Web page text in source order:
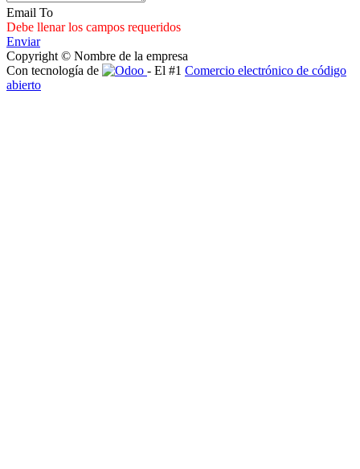
Email To
Debe llenar los campos requeridos
Enviar
Copyright © Nombre de la empresa
Con tecnología de
- El #1 Comercio electrónico de código
abierto